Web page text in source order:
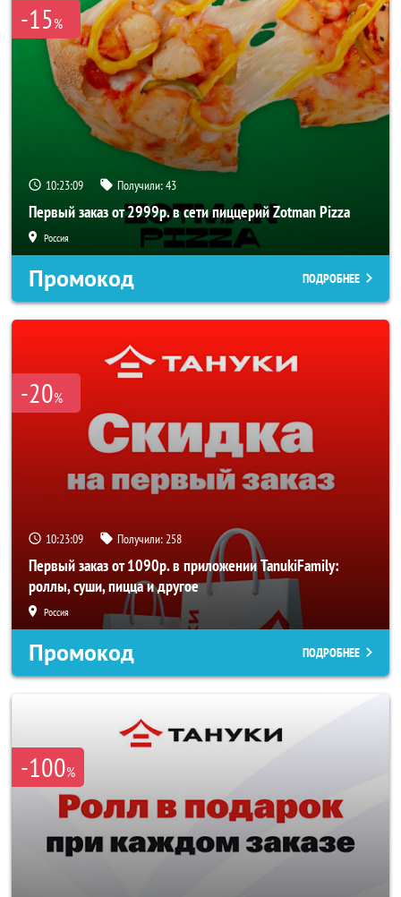
-15%
10:23:09 Получили:43
Первый заказ от 2999р. в сети пиццерий Zotman Pizza
Россия
Промокод ПОДРОБНЕЕ
-20%
10:23:09 Получили:258
Первый заказ от 1090р. в приложении TanukiFamily:
роллы, суши, пицца и другое
Россия
Промокод ПОДРОБНЕЕ
-100%